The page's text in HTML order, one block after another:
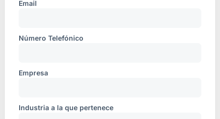
Email
Número Telefónico
Empresa
Industria a la que pertenece